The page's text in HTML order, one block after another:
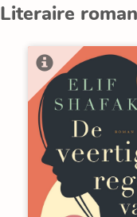
Literaire roman